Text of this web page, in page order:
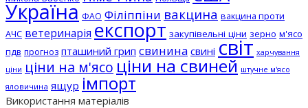
Україна ФАО Філіппіни вакцина вакцина проти
АЧС ветеринарія експорт закупівельні ціни зерно м'ясо
пдв прогноз пташиний грип свинина свині світ харчування
ціни ціни на м'ясо ціни на свиней штучне м'ясо
яловичина ящур імпорт
Використання матеріалів